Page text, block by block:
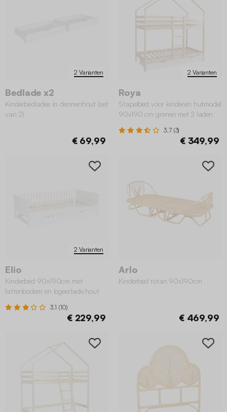
2 Varianten
Bedlade x2
Kinderbedlades in dennenhout (set
van 2)
€ 69,99
2 Varianten
Roya
Stapelbed voor kinderen hutmodel
90x190 cm grenen met 2 laden
3.7 (3)
€ 349,99
2 Varianten
Elio
Kinderbed 90x190cm met
lattenbodem en logeerlade hout
3.1 (10)
€ 229,99
Arlo
Kinderbed rotan 90x190cm
€ 469,99